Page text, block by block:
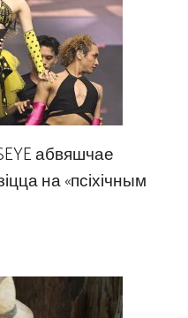
абвяшчае
на «псіхічным